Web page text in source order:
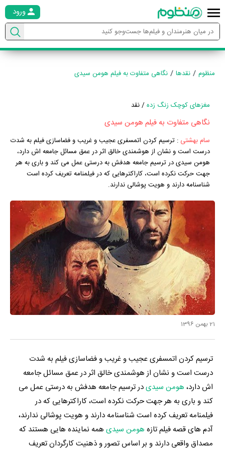
ورود
منظوم نقدها نگاهی متفاوت به فیلم هومن سیدی
مغزهای کوچک زنگ زده/ نقد
نگاهی متفاوت به فیلم هومن سیدی
سام بهشتی : ترسیم کردن اتمسفری عجیب و غریب و فضاسازی فیلم به شدت
درست است و نشان از هوشمندی خالق اثر در عمق مسائل جامعه اش دارد،
هومن سیدی در ترسیم جامعه هدفش به درستی عمل می کند و باری به هر
جهت حرکت نکرده است، کاراکترهایی که در فیلمنامه تعریف کرده است
شناسنامه دارند و هویت پوشالی ندارند.
21 بهمن 1396
ترسیم کردن اتمسفری عجیب و غریب و فضاسازی فیلم به شدت
درست است و نشان از هوشمندی خالق اثر در عمق مسائل جامعه
اش دارد، هومن سیدیدر ترسیم جامعه هدفش به درستی عمل می
کند و باری به هر جهت حرکت نکرده است، کاراکترهایی که در
فیلمنامه تعریف کرده است شناسنامه دارند و هویت پوشالی ندارند،
آدم های قصه فیلم تازه هومن سیدی همه نماینده هایی هستند که
مصداق واقعی دارند و بر اساس تصور و ذهنیت کارگردان تعریف